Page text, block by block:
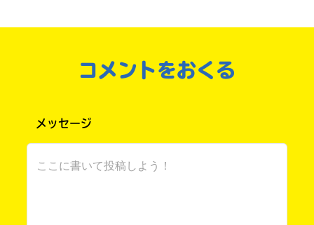
自分だけの
本だなが作れる！
いやーん、読んでね☆
おおー
面白そうです！
読んでみたい！
コメントをおくる
メッセージ